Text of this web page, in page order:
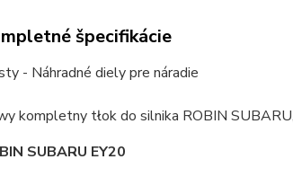
špecifikácie
- Náhradné diely pre náradie
kompletny tłok do silnika ROBIN
SUBARU EY20